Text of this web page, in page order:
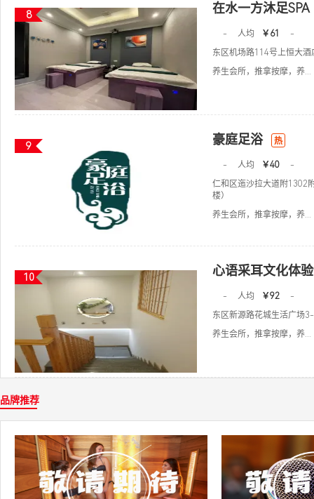
8 在水一方沐足SPA
- 人均 ￥61
-
东区机场路114号上恒大酒
养生会所，推拿按摩，养...
9 豪庭足浴 热
- 人均 ￥40
-
仁和区迤沙拉大道附1302
楼）
养生会所，推拿按摩，养...
10 心语采耳文化体
- 人均 ￥92
-
东区新源路花城生活广场
养生会所，推拿按摩，养...
品牌推荐